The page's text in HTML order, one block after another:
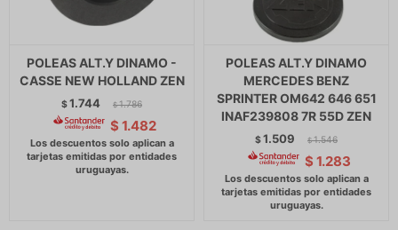
POLEAS ALT.Y DINAMO -
CASSE NEW HOLLAND ZEN
$1.744 $ 1.786
$ 1.482
POLEAS ALT.Y DINAMO
MERCEDES BENZ
SPRINTER OM642 646 651
INAF239808 7R 55D ZEN
$1.509 $ 1.546
$ 1.283